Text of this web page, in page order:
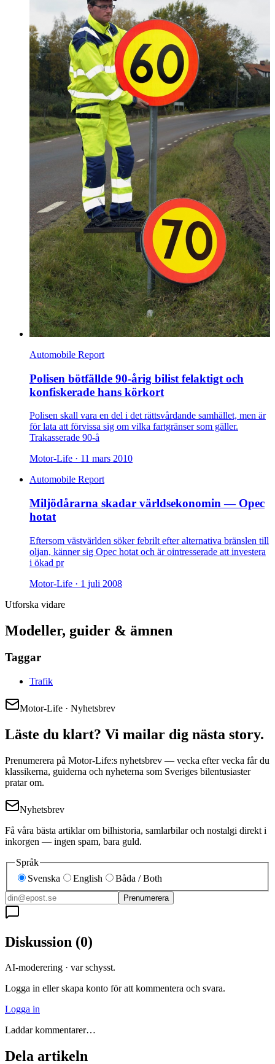
Automobile Report
Polisen bötfällde 90-årig bilist felaktigt och
konfiskerade hans körkort
Polisen skall vara en del i det rättsvårdande samhället, men är
för lata att förvissa sig om vilka fartgränser som gäller.
Trakasserade 90-å
Motor-Life · 11 mars 2010
Automobile Report
Miljödårarna skadar världsekonomin — Opec
hotat
Eftersom västvärlden söker febrilt efter alternativa bränslen till
oljan, känner sig Opec hotat och är ointresserade att investera
i ökad pr
Motor-Life · 1 juli 2008
Utforska vidare
Modeller, guider & ämnen
Taggar
Trafik
Motor-Life · Nyhetsbrev
Läste du klart? Vi mailar dig nästa story.
Prenumerera på Motor-Life:s nyhetsbrev — vecka efter vecka får du
klassikerna, guiderna och nyheterna som Sveriges bilentusiaster
pratar om.
Nyhetsbrev
Få våra bästa artiklar om bilhistoria, samlarbilar och nostalgi direkt i
inkorgen — ingen spam, bara guld.
Språk
Svenska
English Båda / Both
Prenumerera
Diskussion (0)
AI-moderering · var schysst.
Logga in eller skapa konto för att kommentera och svara.
Logga in
Laddar kommentarer…
Dela artikeln